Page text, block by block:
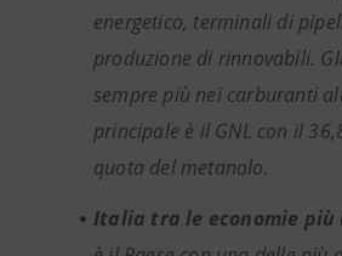
energetico, terminali di
produzione di rinnovabili.
sempre più nei carburanti
principale è il GNL con il
quota del metanolo.
Italia tra le economie più